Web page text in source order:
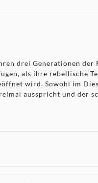
drei Generationen der
als ihre rebellische
wird. Sowohl im
ausspricht und der